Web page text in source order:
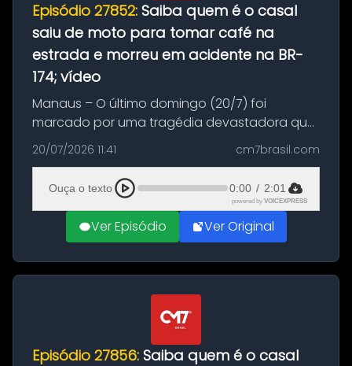
Episódio 27852: Saiba quem é o casal
saiu de moto para tomar café na
estrada e morreu em acidente na BR-
174; vídeo
Manaus – O último domingo (20/7) foi
marcado por uma tragédia devastadora que
resultou na morte precoce de dois jovens na
BR-174, na zona rural de Manaus. Um passeio
com destino a um típico café regio...
20/07/2026 11:41 cm7brasil.com
Ouça o texto 0:00 / 2:01
powered by VOICEXPRESS
Ver Episódio Ver Original
Episódio 27856: Saiba quem é o casal